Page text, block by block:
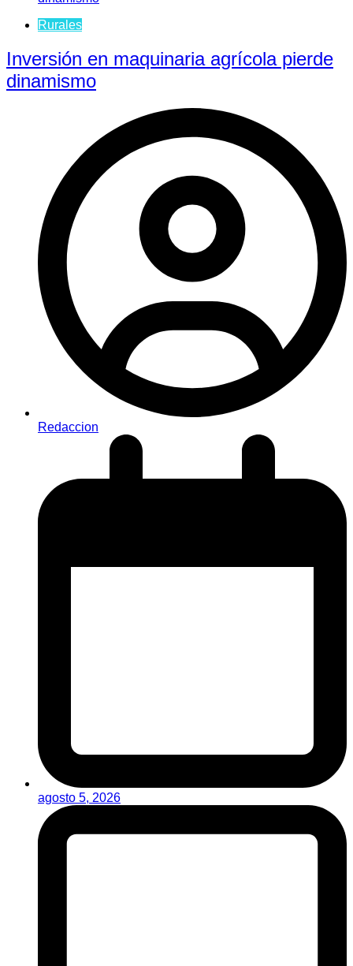
Rurales
Inversión en maquinaria agrícola pierde
dinamismo
Redaccion
agosto 5, 2026